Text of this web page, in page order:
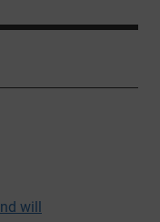
will